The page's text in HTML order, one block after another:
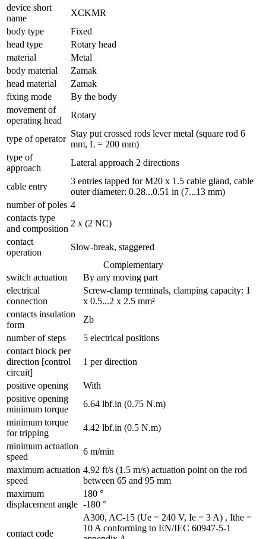
device short
name
XCKMR
body type
Fixed
head type
Rotary head
material
Metal
body material
Zamak
head material
Zamak
fixing mode
By the body
movement of
operating head
Rotary
type of operator
Stay put crossed rods lever metal (square rod 6
mm, L = 200 mm)
type of
approach
Lateral approach 2 directions
cable entry
3 entries tapped for M20 x 1.5 cable gland, cable
outer diameter: 0.28...0.51 in (7...13 mm)
number of poles 4
contacts type
and composition
2 x (2 NC)
contact
operation
Slow-break, staggered
Complementary
switch actuation
By any moving part
electrical
connection
Screw-clamp terminals, clamping capacity: 1
x 0.5...2 x 2.5 mm²
contacts insulation
form
Zb
number of steps
5 electrical positions
contact block per
direction [control
circuit]
1 per direction
positive opening
With
positive opening
minimum torque
6.64 lbf.in (0.75 N.m)
minimum torque
for tripping
4.42 lbf.in (0.5 N.m)
minimum actuation
speed
6 m/min
maximum actuation
speed
4.92 ft/s (1.5 m/s) actuation point on the rod
between 65 and 95 mm
maximum
displacement angle
180 °
-180 °
contact code
A300, AC-15 (Ue = 240 V, Ie = 3 A) , Ithe =
10 A conforming to EN/IEC 60947-5-1